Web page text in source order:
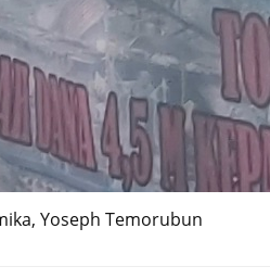
Yoseph Temorubun